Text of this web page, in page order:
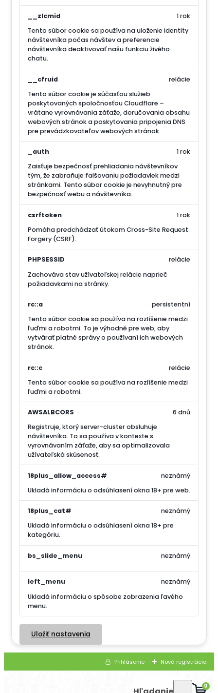
__zlcmid
Tento súbor cookie sa používa na uloženie identity
návštevníka počas návštev a preferencie
návštevníka deaktivovať našu funkciu živého
chatu.
1 rok
__cfruid
Tento súbor cookie je súčasťou služieb
poskytovaných spoločnosťou Cloudflare –
vrátane vyrovnávania záťaže, doručovania obsahu
webových stránok a poskytovania pripojenia DNS
pre prevádzkovateľov webových stránok.
relácie
_auth
Zaisťuje bezpečnosť prehliadania návštevníkov
tým, že zabraňuje falšovaniu požiadaviek medzi
stránkami. Tento súbor cookie je nevyhnutný pre
bezpečnosť webu a návštevníka.
1 rok
csrftoken
Pomáha predchádzať útokom Cross-Site Request
Forgery (CSRF).
1 rok
PHPSESSID
Zachováva stav užívateľskej relácie naprieč
požiadavkami na stránky.
relácie
rc::a
Tento súbor cookie sa používa na rozlíšenie medzi
ľuďmi a robotmi. To je výhodné pre web, aby
vytvárať platné správy o používaní ich webových
stránok.
persistentní
rc::c
Tento súbor cookie sa používa na rozlíšenie medzi
ľuďmi a robotmi.
relácie
AWSALBCORS
Registruje, ktorý server-cluster obsluhuje
návštevníka. To sa používa v kontexte s
vyrovnávaním záťaže, aby sa optimalizovala
užívateľská skúsenosť.
6 dnů
18plus_allow_access#
Ukladá informáciu o odsúhlasení okna 18+ pre web.
neznámý
18plus_cat#
Ukladá informáciu o odsúhlasení okna 18+ pre
kategóriu.
neznámý
bs_slide_menu neznámý
left_menu
Ukladá informáciu o spôsobe zobrazenia ľavého
menu.
neznámý
Uložiť nastavenia
Prihlásenie Nová registrácia
0